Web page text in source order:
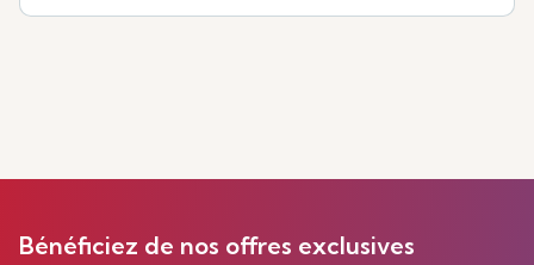
Bénéficiez de nos offres exclusives